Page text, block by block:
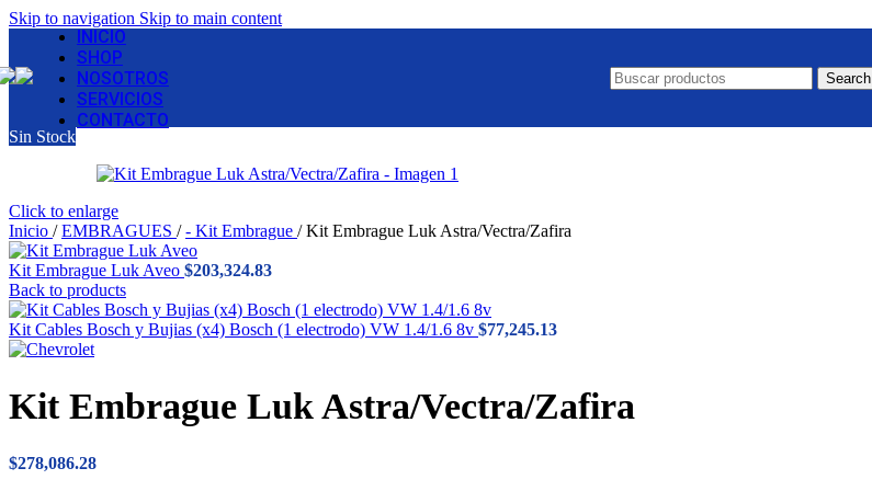
Skip to navigation Skip to main content
INICIO
SHOP
NOSOTROS
SERVICIOS
CONTACTO
Search
Sin Stock
Click to enlarge
Inicio / EMBRAGUES / - Kit Embrague / Kit Embrague Luk Astra/Vectra/Zafira
Kit Embrague Luk Aveo $203,324.83
Back to products
Kit Cables Bosch y Bujias (x4) Bosch (1 electrodo) VW 1.4/1.6 8v $77,245.13
Kit Embrague Luk Astra/Vectra/Zafira
$278,086.28